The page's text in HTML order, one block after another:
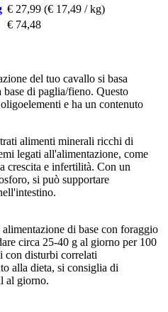
€ 27,99 (€ 17,49 / kg)
€ 74,48
del tuo cavallo si basa
di paglia/fieno. Questo
e ha un contenuto
alimenti minerali ricchi di
legati all'alimentazione, come
crescita e infertilità. Con un
si può supportare
di base con foraggio
circa 25-40 g al giorno per 100
con disturbi correlati
alla dieta, si consiglia di
al giorno.